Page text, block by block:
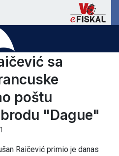
sa
poštu
"Dague"
Raičević primio je danas